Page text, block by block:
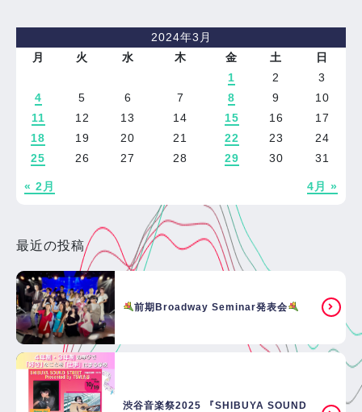
2024年3月
月
火 水 木 金 土 日
« 2月 4月 »
1 2
3
4
5 6 7 8 9
10
11
12 13 14 15 16
17
18
19 20 21 22 23
24
25
26 27 28 29 30 31
最近の投稿
前期Broadway Seminar発表会
渋谷音楽祭2025 『SHIBUYA SOUND